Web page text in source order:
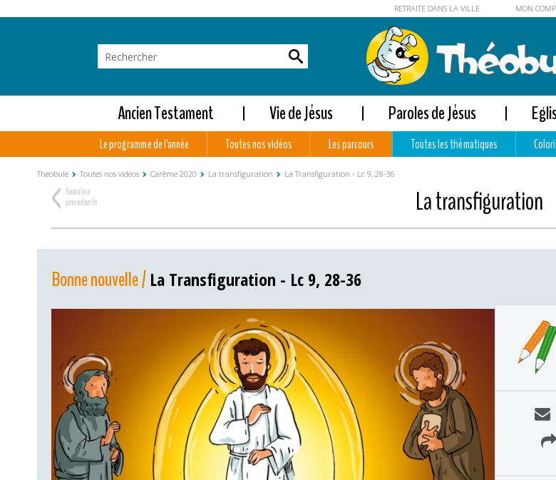
RETRAITE DANS LA VILLE MON
Ancien Testament Vie de Jésus Paroles de Jésus
Le programme de l'année Toutes nos vidéos Les parcours Toutes les thématiques
Théobule Toutes nos vidéos Carême 2020 La transfiguration La Transfiguration - Lc 9, 28-36
La transfiguration
<Semaine
précédente
Bonne nouvelle / La Transfiguration - Lc 9, 28-36